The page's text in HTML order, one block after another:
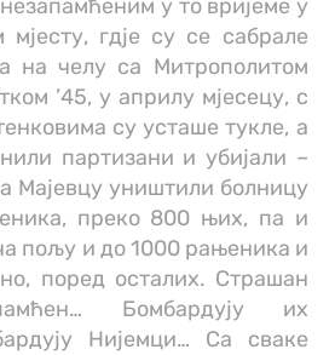
у то вријеме у
гдје су се сабрале
на челу са Митрополитом
’45, у априлу мјесецу, с
су усташе тукле, а
партизани и убијали –
Мајевцу уништили болницу
преко 800 њих, па и
пољу и до 1000 рањеника и
поред осталих. Страшан
Бомбардују их
Нијемци… Са сваке